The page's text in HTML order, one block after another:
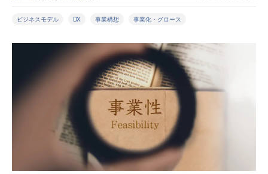
ビジネスモデル DX 事業構想 事業化・グロース